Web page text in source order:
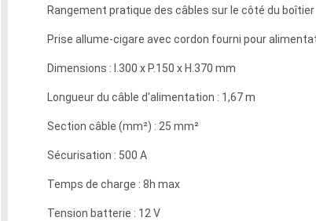
Rangement pratique des câbles sur le côté du boîtier
Prise allume-cigare avec cordon fourni pour
Dimensions : l.300 x P.150 x H.370 mm
Longueur du câble d'alimentation : 1,67 m
Section câble (mm²) : 25 mm²
Sécurisation : 500 A
Temps de charge : 8h max
Tension batterie : 12 V